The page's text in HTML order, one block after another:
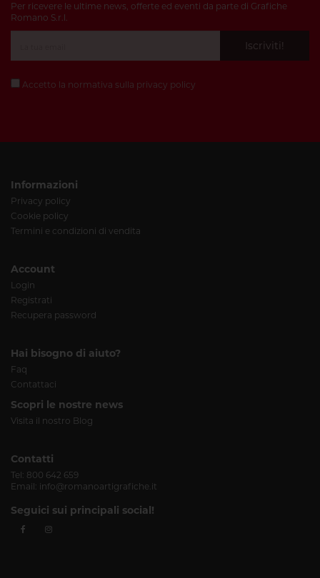
Per ricevere le ultime news, offerte ed eventi da parte di Grafiche
Romano S.r.l.
Iscriviti!
Accetto la normativa sulla privacy policy
Informazioni
Privacy policy
Cookie policy
Termini e condizioni di vendita
Account
Login
Registrati
Recupera password
Hai bisogno di aiuto?
Faq
Contattaci
Scopri le nostre news
Visita il nostro Blog
Contatti
Tel: 800 642 659
Email: info@romanoartigrafiche.it
Seguici sui principali social!